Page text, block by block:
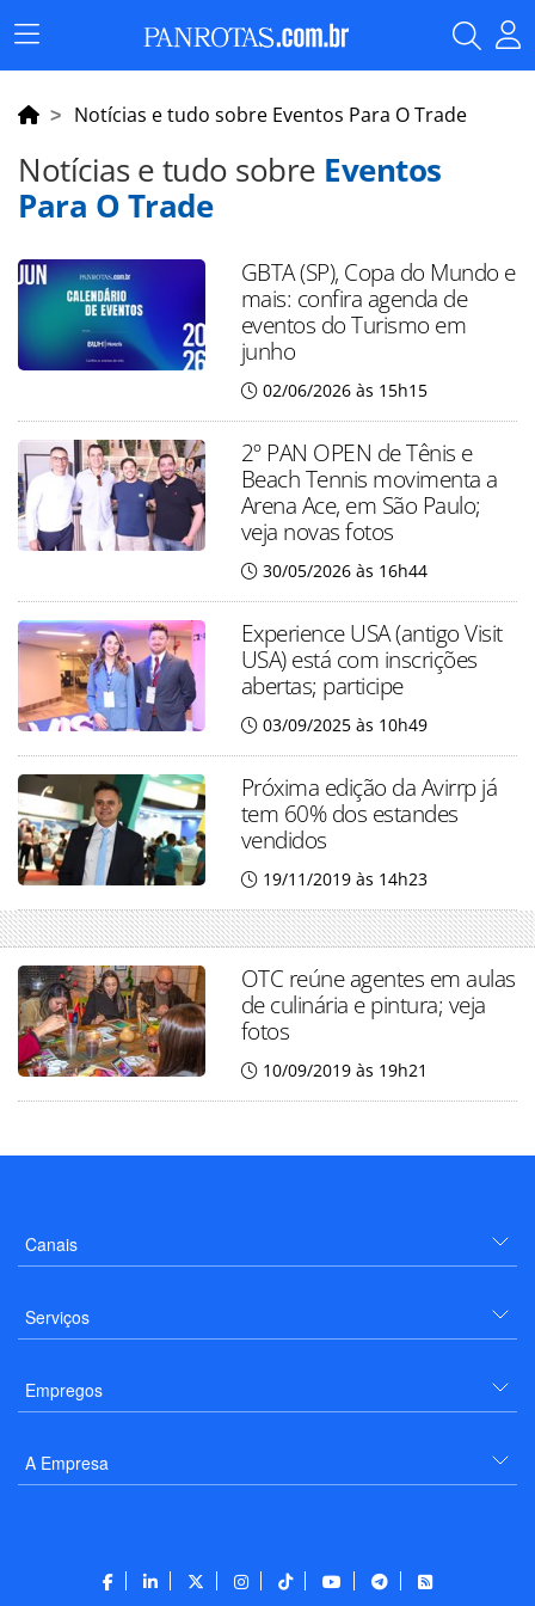
Menu
Principal
Notícias e tudo sobre Eventos Para O Trade
Notícias e tudo sobre Eventos
Para O Trade
GBTA (SP), Copa do Mundo e
mais: confira agenda de
eventos do Turismo em
junho
02/06/2026 às 15h15
2º PAN OPEN de Tênis e
Beach Tennis movimenta a
Arena Ace, em São Paulo;
veja novas fotos
30/05/2026 às 16h44
Experience USA (antigo Visit
USA) está com inscrições
abertas; participe
03/09/2025 às 10h49
Próxima edição da Avirrp já
tem 60% dos estandes
vendidos
19/11/2019 às 14h23
OTC reúne agentes em aulas
de culinária e pintura; veja
fotos
10/09/2019 às 19h21
Canais
Serviços
Empregos
A Empresa